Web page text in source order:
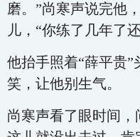
磨。”尚寒声说完他
儿，“你练了几年了
他抬手照着“薛平贵”
笑，让他别生气。
尚寒声看了眼时间